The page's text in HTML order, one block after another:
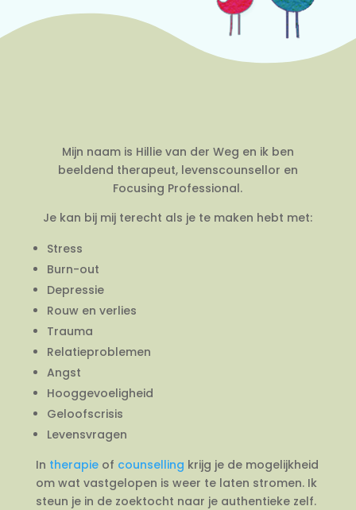
Mijn naam is Hillie van der Weg en ik ben
beeldend therapeut, levenscounsellor en
Focusing Professional.
Je kan bij mij terecht als je te maken hebt met:
Stress
Burn-out
Depressie
Rouw en verlies
Trauma
Relatieproblemen
Angst
Hooggevoeligheid
Geloofscrisis
Levensvragen
In therapieof counselling krijg je de mogelijkheid
om wat vastgelopen is weer te laten stromen. Ik
steun je in de zoektocht naar je authentieke zelf.